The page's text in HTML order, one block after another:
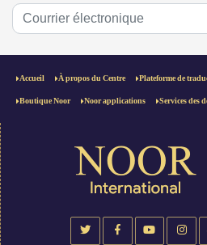
Accueil À propos du Centre Plateforme de
Boutique Noor Noor applications Services des